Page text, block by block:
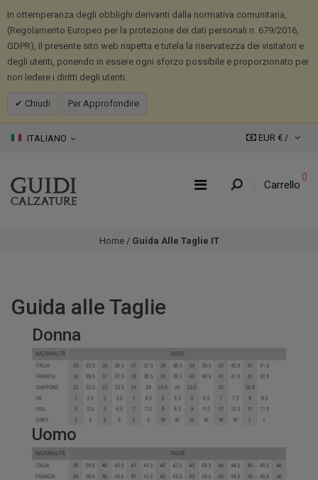
In ottemperanza degli obblighi derivanti dalla normativa comunitaria,
(Regolamento Europeo per la protezione dei dati personali n. 679/2016,
GDPR), il presente sito web rispetta e tutela la riservatezza dei visitatori e
degli utenti, ponendo in essere ogni sforzo possibile e proporzionato per
non ledere i diritti degli utenti.
Chiudi Per Approfondire
ITALIANO EUR € /
Carrello
0
Home / Guida Alle Taglie IT
Guida alle Taglie
Donna
Uomo